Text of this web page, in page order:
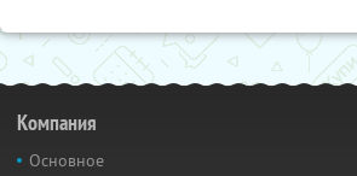
Компания
Основное